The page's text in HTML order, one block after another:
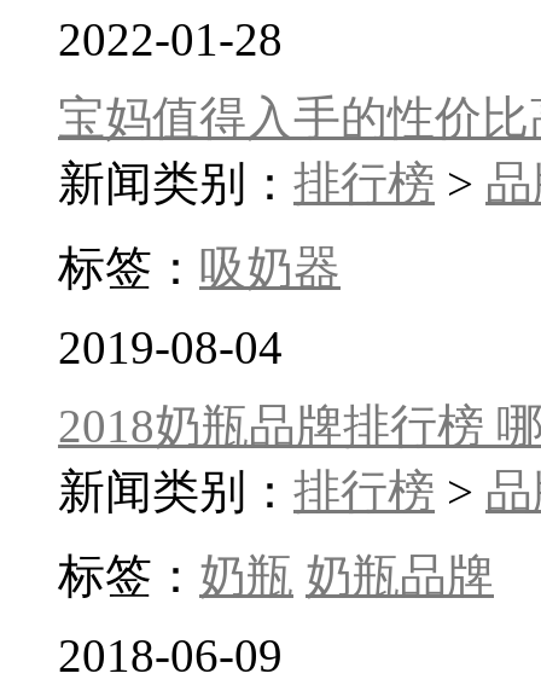
2022-01-28
宝妈值得入手的性价
新闻类别： 排行榜 >
标签： 吸奶器
2019-08-04
2018奶瓶品牌排行榜
新闻类别： 排行榜 >
标签： 奶瓶 奶瓶品牌
2018-06-09